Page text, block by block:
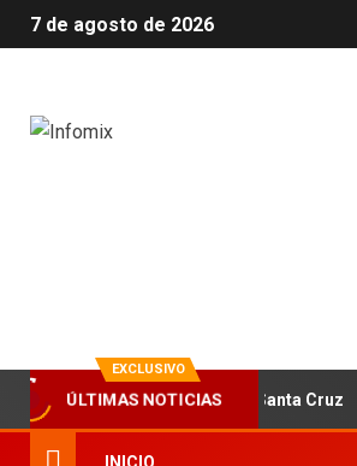
7 de agosto de 2026
EXCLUSIVO
ÚLTIMAS NOTICIAS
y la Fundación Banco Santa Cruz